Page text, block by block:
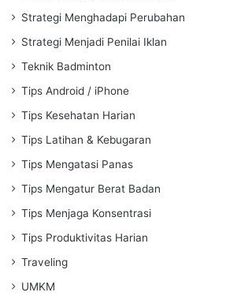
Strategi Menghadapi Perubahan
Strategi Menjadi Penilai Iklan
Teknik Badminton
Tips Android / iPhone
Tips Kesehatan Harian
Tips Latihan & Kebugaran
Tips Mengatasi Panas
Tips Mengatur Berat Badan
Tips Menjaga Konsentrasi
Tips Produktivitas Harian
Traveling
UMKM